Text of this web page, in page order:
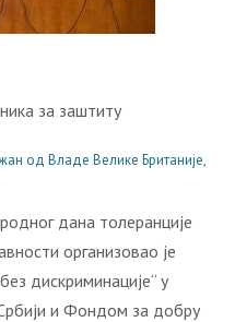
за заштиту
од Владе Велике Британије,
дана толеранције
организовао је
дискриминације“ у
и Фoндoм зa дoбру